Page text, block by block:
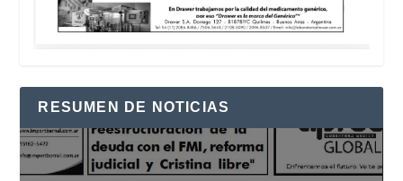
RESUMEN DE NOTICIAS
Reproductor
de
vídeo